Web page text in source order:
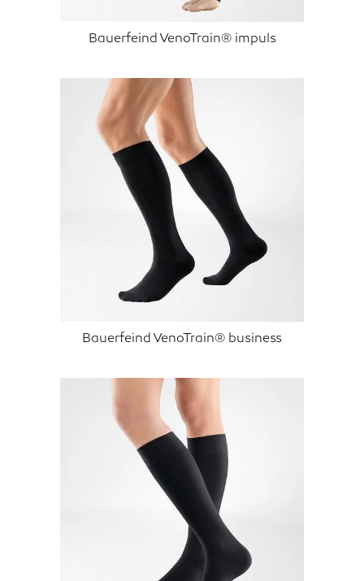
Bauerfeind VenoTrain® impuls
Bauerfeind VenoTrain® business